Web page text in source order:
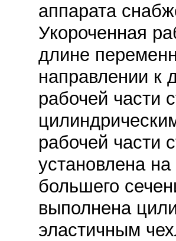
аппарата
Укороченная
длине
направлении к
рабочей части
рабочей части
установлена
большего
выполнена
эластичным